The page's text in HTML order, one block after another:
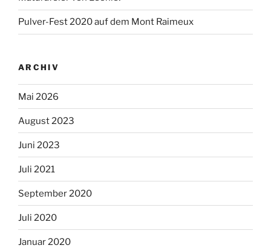
Pulver-Fest 2020 auf dem Mont Raimeux
ARCHIV
Mai 2026
August 2023
Juni 2023
Juli 2021
September 2020
Juli 2020
Januar 2020